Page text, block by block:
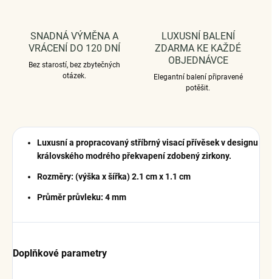
SNADNÁ VÝMĚNA A
VRÁCENÍ DO 120 DNÍ
Bez starostí, bez zbytečných
otázek.
LUXUSNÍ BALENÍ
ZDARMA KE KAŽDÉ
OBJEDNÁVCE
Elegantní balení připravené
potěšit.
Luxusní a propracovaný stříbrný visací přívěsek v designu
královského modrého překvapení zdobený zirkony.
Rozměry: (výška x šířka) 2.1 cm x 1.1 cm
Průměr průvleku: 4 mm
Doplňkové parametry